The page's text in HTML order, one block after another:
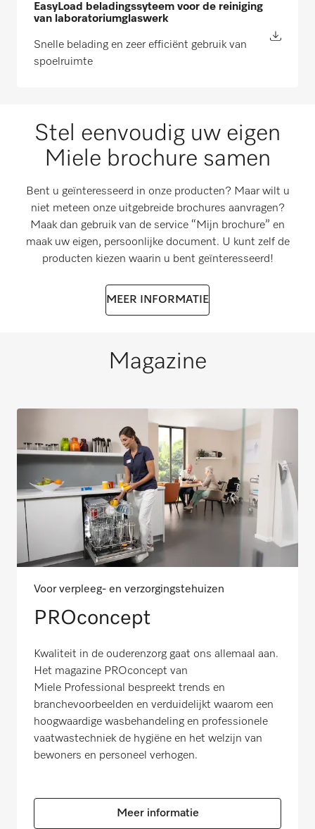
EasyLoad beladingssyteem voor de reiniging
van laboratoriumglaswerk
Snelle belading en zeer efficiënt gebruik van
spoelruimte
Stel eenvoudig uw eigen
Miele brochure samen
Bent u geïnteresseerd in onze producten? Maar wilt u
niet meteen onze uitgebreide brochures aanvragen?
Maak dan gebruik van de service “Mijn brochure” en
maak uw eigen, persoonlijke document. U kunt zelf de
producten kiezen waarin u bent geïnteresseerd!
MEER INFORMATIE
Magazine
Voor verpleeg- en verzorgingstehuizen
PROconcept
Kwaliteit in de ouderenzorg gaat ons allemaal aan.
Het magazine PROconcept van
Miele Professional bespreekt trends en
branchevoorbeelden en verduidelijkt waarom een
hoogwaardige wasbehandeling en professionele
vaatwastechniek de hygiëne en het welzijn van
bewoners en personeel verhogen.
Meer informatie